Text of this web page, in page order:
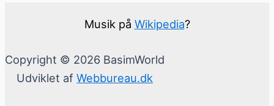
Musik på Wikipedia?
Copyright © 2026 BasimWorld
Udviklet af Webbureau.dk